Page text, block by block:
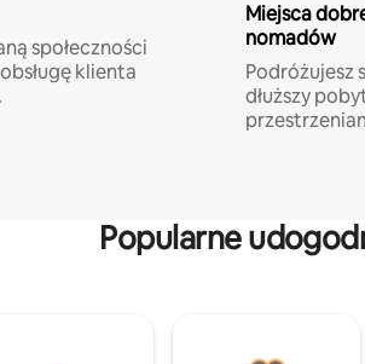
społeczności
klienta
Miejsca
nomadów
Podróżujesz
dłuższy
Popularne